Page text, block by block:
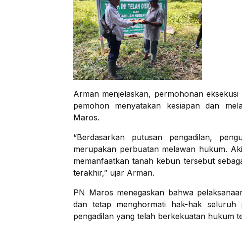
Arman menjelaskan, permohonan
pemohon menyatakan kesiapan dan
Maros.
“Berdasarkan putusan pengadilan,
merupakan perbuatan melawan hukum.
memanfaatkan tanah kebun tersebut
terakhir,” ujar Arman.
PN Maros menegaskan bahwa
dan tetap menghormati hak-hak seluruh
pengadilan yang telah berkekuatan hukum